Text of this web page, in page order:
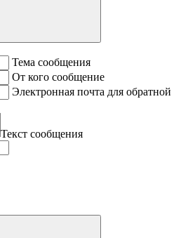
Тема сообщения
От кого сообщение
Электронная почта для обратной
Текст сообщения